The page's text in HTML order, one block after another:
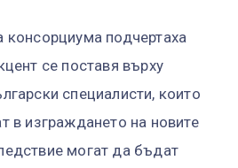
консорциума подчертаха
се поставя върху
специалисти, които
в изграждането на новите
могат да бъдат